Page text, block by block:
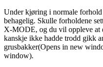
Under kjøring i normale
behagelig. Skulle forholdene
X-MODE, og du vil oppleve at
kanskje ikke hadde trodd gikk
grusbakker(Opens in new
window).